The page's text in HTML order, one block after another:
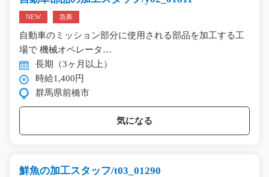
NEW 急募
自動車のミッション部分に使用される部品を加工する工
場で 機械オペレータ…
長期（3ヶ月以上）
時給1,400円
群馬県前橋市
気になる
鮮魚の加工スタッフ/t03_01290